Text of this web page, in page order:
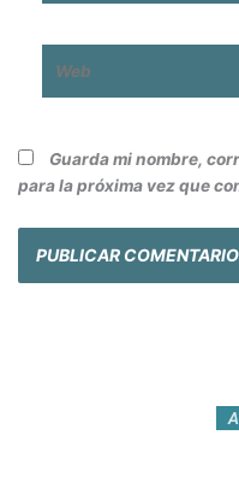
Guarda mi nombre,
para la próxima vez que